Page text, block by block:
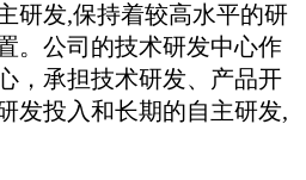
研发,保持着较高水平的研
。公司的技术研发中心作
，承担技术研发、产品开
发投入和长期的自主研发,